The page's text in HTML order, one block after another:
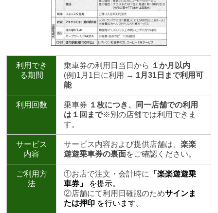
利用でき
る期間
乗車券の利用日当日から １か月以内
(例)1月1日に利用 → 1月31日まで利用可
能
利用回数 乗車券 １枚につき、同一店舗での利用
は１回まで※別の店舗では利用できま
す。
サービス
内容
サービス内容および提供店舗は、楽楽
遊遊乗車券の裏面をご確認ください。
ご利用方
法
①お店で注文・会計時に
「楽楽遊遊乗
車券」
を提示。
②店舗にて利用日確認のためサインま
たは押印 を行います。